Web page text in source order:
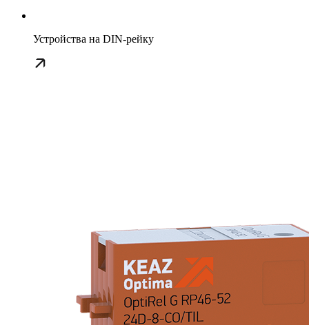
Устройства на DIN-рейку